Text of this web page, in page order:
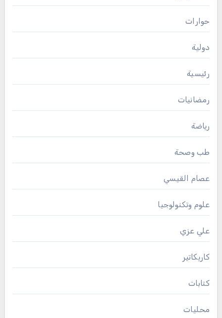
حوارات
دولية
رئيسية
رمضانيات
رياضة
طب وصحة
عصام القيسي
علوم وتكنولوجيا
علي عزي
كاريكاتير
كتابات
محليات